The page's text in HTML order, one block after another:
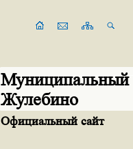
Муниципальный
Жулебино
Официальный сайт